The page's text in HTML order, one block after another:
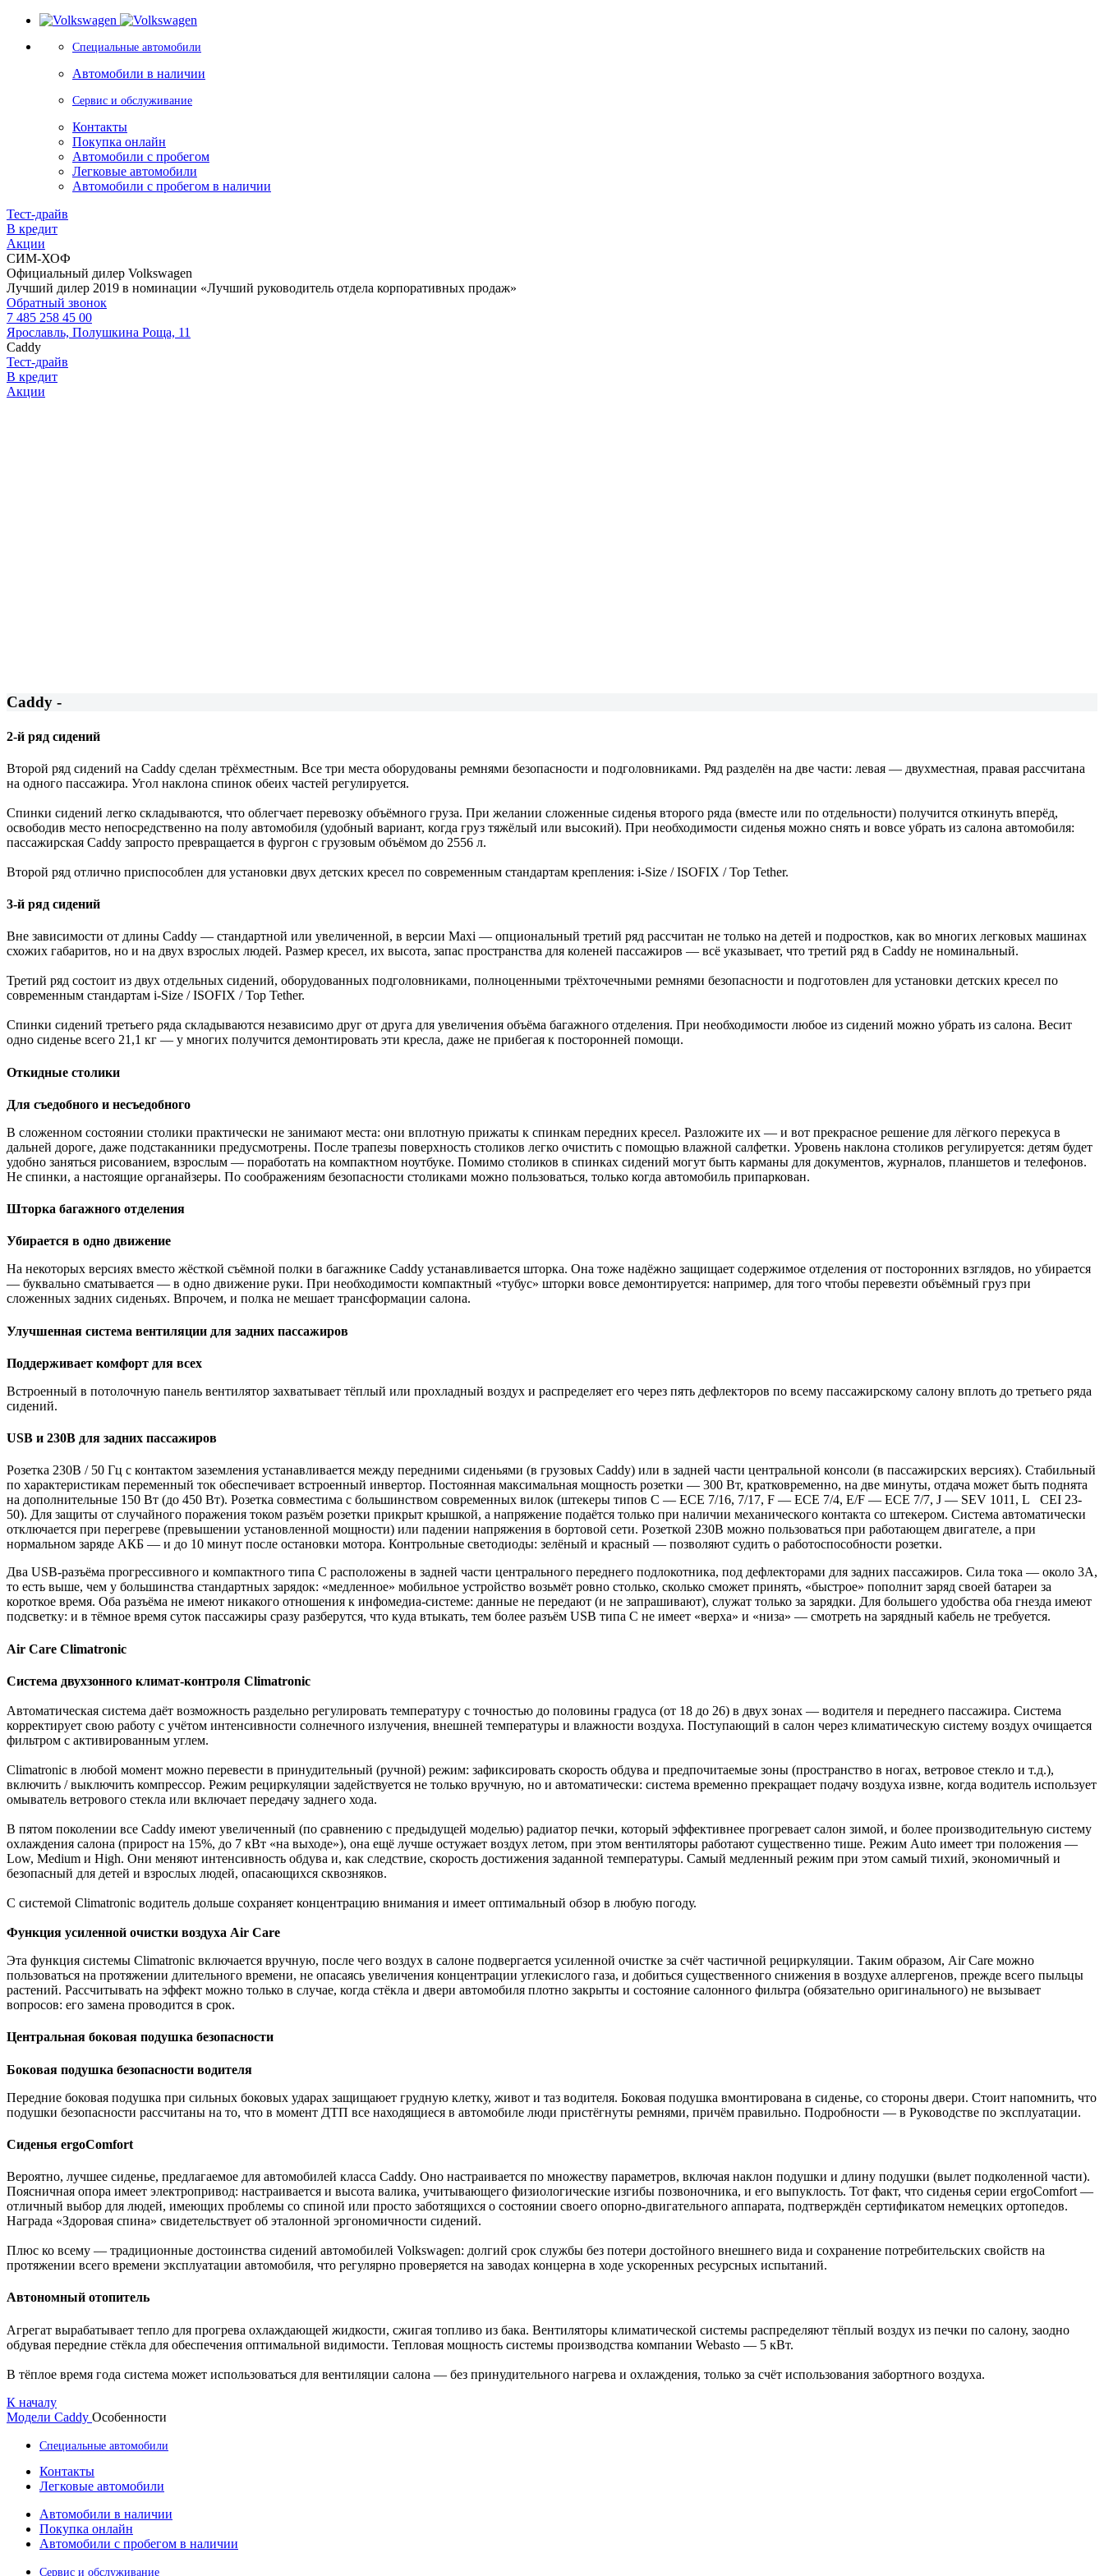
Специальные автомобили
Автомобили в наличии
Сервис и обслуживание
Контакты
Покупка онлайн
Автомобили с пробегом
Легковые автомобили
Автомобили с пробегом в наличии
Тест-драйв
В кредит
Акции
СИМ-ХОФ
Официальный дилер Volkswagen
Лучший дилер 2019 в номинации «Лучший руководитель отдела корпоративных продаж»
Обратный звонок
7 485 258 45 00
Ярославль, Полушкина Роща, 11
Caddy
Тест-драйв
В кредит
Акции
Caddy -
2-й ряд сидений
Второй ряд сидений на Caddy сделан трёхместным. Все три места оборудованы ремнями безопасности и подголовниками. Ряд разделён на две части: левая — двухместная, правая рассчитана
на одного пассажира. Угол наклона спинок обеих частей регулируется.
Спинки сидений легко складываются, что облегчает перевозку объёмного груза. При желании сложенные сиденья второго ряда (вместе или по отдельности) получится откинуть вперёд,
освободив место непосредственно на полу автомобиля (удобный вариант, когда груз тяжёлый или высокий). При необходимости сиденья можно снять и вовсе убрать из салона автомобиля:
пассажирская Caddy запросто превращается в фургон с грузовым объёмом до 2556 л.
Второй ряд отлично приспособлен для установки двух детских кресел по современным стандартам крепления: i-Size / ISOFIX / Top Tether.
3-й ряд сидений
Вне зависимости от длины Caddy — стандартной или увеличенной, в версии Maxi — опциональный третий ряд рассчитан не только на детей и подростков, как во многих легковых машинах
схожих габаритов, но и на двух взрослых людей. Размер кресел, их высота, запас пространства для коленей пассажиров — всё указывает, что третий ряд в Caddy не номинальный.
Третий ряд состоит из двух отдельных сидений, оборудованных подголовниками, полноценными трёхточечными ремнями безопасности и подготовлен для установки детских кресел по
современным стандартам i-Size / ISOFIX / Top Tether.
Спинки сидений третьего ряда складываются независимо друг от друга для увеличения объёма багажного отделения. При необходимости любое из сидений можно убрать из салона. Весит
одно сиденье всего 21,1 кг — у многих получится демонтировать эти кресла, даже не прибегая к посторонней помощи.
Откидные столики
Для съедобного и несъедобного
В сложенном состоянии столики практически не занимают места: они вплотную прижаты к спинкам передних кресел. Разложите их — и вот прекрасное решение для лёгкого перекуса в
дальней дороге, даже подстаканники предусмотрены. После трапезы поверхность столиков легко очистить с помощью влажной салфетки. Уровень наклона столиков регулируется: детям будет
удобно заняться рисованием, взрослым — поработать на компактном ноутбуке. Помимо столиков в спинках сидений могут быть карманы для документов, журналов, планшетов и телефонов.
Не спинки, а настоящие органайзеры. По соображениям безопасности столиками можно пользоваться, только когда автомобиль припаркован.
Шторка багажного отделения
Убирается в одно движение
На некоторых версиях вместо жёсткой съёмной полки в багажнике Caddy устанавливается шторка. Она тоже надёжно защищает содержимое отделения от посторонних взглядов, но убирается
— буквально сматывается — в одно движение руки. При необходимости компактный «тубус» шторки вовсе демонтируется: например, для того чтобы перевезти объёмный груз при
сложенных задних сиденьях. Впрочем, и полка не мешает трансформации салона.
Улучшенная система вентиляции для задних пассажиров
Поддерживает комфорт для всех
Встроенный в потолочную панель вентилятор захватывает тёплый или прохладный воздух и распределяет его через пять дефлекторов по всему пассажирскому салону вплоть до третьего ряда
сидений.
USB и 230В для задних пассажиров
Розетка 230В / 50 Гц с контактом заземления устанавливается между передними сиденьями (в грузовых Caddy) или в задней части центральной консоли (в пассажирских версиях). Стабильный
по характеристикам переменный ток обеспечивает встроенный инвертор. Постоянная максимальная мощность розетки — 300 Вт, кратковременно, на две минуты, отдача может быть поднята
на дополнительные 150 Вт (до 450 Вт). Розетка совместима с большинством современных вилок (штекеры типов C — ECE 7/16, 7/17, F — EСE 7/4, E/F — EСE 7/7, J — SEV 1011, L CEI 23-
50). Для защиты от случайного поражения током разъём розетки прикрыт крышкой, а напряжение подаётся только при наличии механического контакта со штекером. Система автоматически
отключается при перегреве (превышении установленной мощности) или падении напряжения в бортовой сети. Розеткой 230В можно пользоваться при работающем двигателе, а при
нормальном заряде АКБ — и до 10 минут после остановки мотора. Контрольные светодиоды: зелёный и красный — позволяют судить о работоспособности розетки.
Два USB-разъёма прогрессивного и компактного типа C расположены в задней части центрального переднего подлокотника, под дефлекторами для задних пассажиров. Сила тока — около 3А,
то есть выше, чем у большинства стандартных зарядок: «медленное» мобильное устройство возьмёт ровно столько, сколько сможет принять, «быстрое» пополнит заряд своей батареи за
короткое время. Оба разъёма не имеют никакого отношения к инфомедиа-системе: данные не передают (и не запрашивают), служат только за зарядки. Для большего удобства оба гнезда имеют
подсветку: и в тёмное время суток пассажиры сразу разберутся, что куда втыкать, тем более разъём USB типа C не имеет «верха» и «низа» — смотреть на зарядный кабель не требуется.
Air Care Climatronic
Система двухзонного климат-контроля Climatronic
Автоматическая система даёт возможность раздельно регулировать температуру с точностью до половины градуса (от 18 до 26) в двух зонах — водителя и переднего пассажира. Система
корректирует свою работу с учётом интенсивности солнечного излучения, внешней температуры и влажности воздуха. Поступающий в салон через климатическую систему воздух очищается
фильтром с активированным углем.
Climatronic в любой момент можно перевести в принудительный (ручной) режим: зафиксировать скорость обдува и предпочитаемые зоны (пространство в ногах, ветровое стекло и т.д.),
включить / выключить компрессор. Режим рециркуляции задействуется не только вручную, но и автоматически: система временно прекращает подачу воздуха извне, когда водитель использует
омыватель ветрового стекла или включает передачу заднего хода.
В пятом поколении все Caddy имеют увеличенный (по сравнению с предыдущей моделью) радиатор печки, который эффективнее прогревает салон зимой, и более производительную систему
охлаждения салона (прирост на 15%, до 7 кВт «на выходе»), она ещё лучше остужает воздух летом, при этом вентиляторы работают существенно тише. Режим Auto имеет три положения —
Low, Medium и High. Они меняют интенсивность обдува и, как следствие, скорость достижения заданной температуры. Самый медленный режим при этом самый тихий, экономичный и
безопасный для детей и взрослых людей, опасающихся сквозняков.
С системой Climatronic водитель дольше сохраняет концентрацию внимания и имеет оптимальный обзор в любую погоду.
Функция усиленной очистки воздуха Air Care
Эта функция системы Climatronic включается вручную, после чего воздух в салоне подвергается усиленной очистке за счёт частичной рециркуляции. Таким образом, Air Care можно
пользоваться на протяжении длительного времени, не опасаясь увеличения концентрации углекислого газа, и добиться существенного снижения в воздухе аллергенов, прежде всего пыльцы
растений. Рассчитывать на эффект можно только в случае, когда стёкла и двери автомобиля плотно закрыты и состояние салонного фильтра (обязательно оригинального) не вызывает
вопросов: его замена проводится в срок.
Центральная боковая подушка безопасности
Боковая подушка безопасности водителя
Передние боковая подушка при сильных боковых ударах защищаюет грудную клетку, живот и таз водителя. Боковая подушка вмонтирована в сиденье, со стороны двери. Стоит напомнить, что
подушки безопасности рассчитаны на то, что в момент ДТП все находящиеся в автомобиле люди пристёгнуты ремнями, причём правильно. Подробности — в Руководстве по эксплуатации.
Сиденья ergoComfort
Вероятно, лучшее сиденье, предлагаемое для автомобилей класса Caddy. Оно настраивается по множеству параметров, включая наклон подушки и длину подушки (вылет подколенной части).
Поясничная опора имеет электропривод: настраивается и высота валика, учитывающего физиологические изгибы позвоночника, и его выпуклость. Тот факт, что сиденья серии ergoComfort —
отличный выбор для людей, имеющих проблемы со спиной или просто заботящихся о состоянии своего опорно-двигательного аппарата, подтверждён сертификатом немецких ортопедов.
Награда «Здоровая спина» свидетельствует об эталонной эргономичности сидений.
Плюс ко всему — традиционные достоинства сидений автомобилей Volkswagen: долгий срок службы без потери достойного внешнего вида и сохранение потребительских свойств на
протяжении всего времени эксплуатации автомобиля, что регулярно проверяется на заводах концерна в ходе ускоренных ресурсных испытаний.
Автономный отопитель
Агрегат вырабатывает тепло для прогрева охлаждающей жидкости, сжигая топливо из бака. Вентиляторы климатической системы распределяют тёплый воздух из печки по салону, заодно
обдувая передние стёкла для обеспечения оптимальной видимости. Тепловая мощность системы производства компании Webasto — 5 кВт.
В тёплое время года система может использоваться для вентиляции салона — без принудительного нагрева и охлаждения, только за счёт использования забортного воздуха.
К началу
Модели Caddy Особенности
Специальные автомобили
Контакты
Легковые автомобили
Автомобили в наличии
Покупка онлайн
Автомобили с пробегом в наличии
Сервис и обслуживание